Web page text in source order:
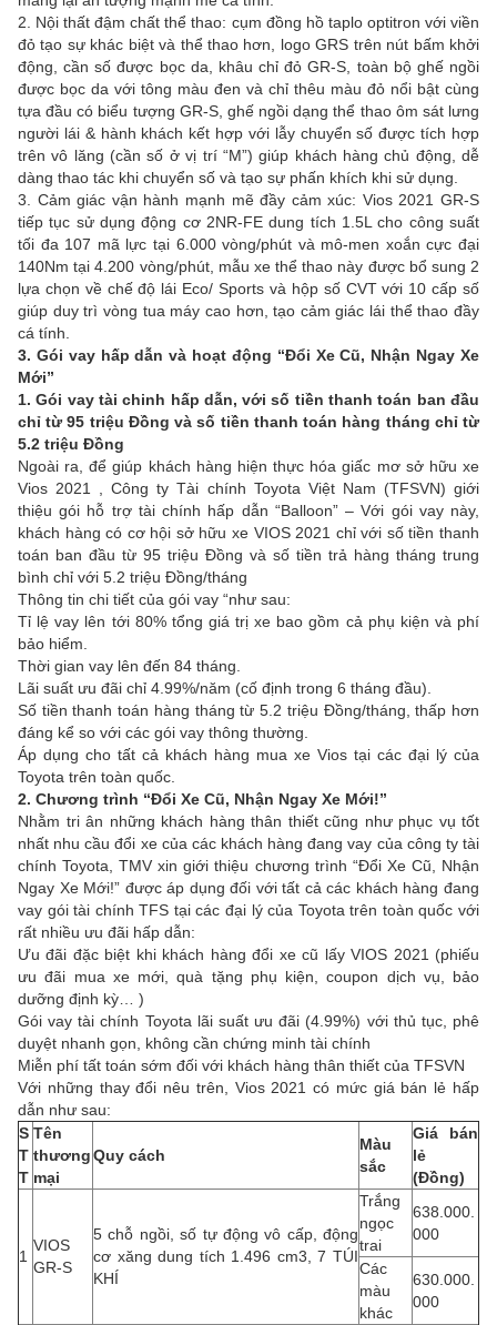
2. Nội thất đậm chất thể thao: cụm đồng hồ taplo optitron với viền
đỏ tạo sự khác biệt và thể thao hơn, logo GRS trên nút bấm khởi
động, cần số được bọc da, khâu chỉ đỏ GR-S, toàn bộ ghế ngồi
được bọc da với tông màu đen và chỉ thêu màu đỏ nổi bật cùng
tựa đầu có biểu tượng GR-S, ghế ngồi dạng thể thao ôm sát lưng
người lái & hành khách kết hợp với lẫy chuyển số được tích hợp
trên vô lăng (cần số ở vị trí “M”) giúp khách hàng chủ động, dễ
dàng thao tác khi chuyển số và tạo sự phấn khích khi sử dụng.
3. Cảm giác vận hành mạnh mẽ đầy cảm xúc: Vios 2021 GR-S
tiếp tục sử dụng động cơ 2NR-FE dung tích 1.5L cho công suất
tối đa 107 mã lực tại 6.000 vòng/phút và mô-men xoắn cực đại
140Nm tại 4.200 vòng/phút, mẫu xe thể thao này được bổ sung 2
lựa chọn về chế độ lái Eco/ Sports và hộp số CVT với 10 cấp số
giúp duy trì vòng tua máy cao hơn, tạo cảm giác lái thể thao đầy
cá tính.
3. Gói vay hấp dẫn và hoạt động “Đổi Xe Cũ, Nhận Ngay Xe
Mới”
1. Gói vay tài chinh hấp dẫn, với số tiền thanh toán ban đầu
chỉ từ 95 triệu Đồng và số tiền thanh toán hàng tháng chỉ từ
5.2 triệu Đồng
Ngoài ra, để giúp khách hàng hiện thực hóa giấc mơ sở hữu xe
Vios 2021 , Công ty Tài chính Toyota Việt Nam (TFSVN) giới
thiệu gói hỗ trợ tài chính hấp dẫn “Balloon” – Với gói vay này,
khách hàng có cơ hội sở hữu xe VIOS 2021 chỉ với số tiền thanh
toán ban đầu từ 95 triệu Đồng và số tiền trả hàng tháng trung
bình chỉ với 5.2 triệu Đồng/tháng
Thông tin chi tiết của gói vay “như sau:
Tỉ lệ vay lên tới 80% tổng giá trị xe bao gồm cả phụ kiện và phí
bảo hiểm.
Thời gian vay lên đến 84 tháng.
Lãi suất ưu đãi chỉ 4.99%/năm (cố định trong 6 tháng đầu).
Số tiền thanh toán hàng tháng từ 5.2 triệu Đồng/tháng, thấp hơn
đáng kể so với các gói vay thông thường.
Áp dụng cho tất cả khách hàng mua xe Vios tại các đại lý của
Toyota trên toàn quốc.
2. Chương trình “Đổi Xe Cũ, Nhận Ngay Xe Mới!”
Nhằm tri ân những khách hàng thân thiết cũng như phục vụ tốt
nhất nhu cầu đổi xe của các khách hàng đang vay của công ty tài
chính Toyota, TMV xin giới thiệu chương trình “Đổi Xe Cũ, Nhận
Ngay Xe Mới!” được áp dụng đối với tất cả các khách hàng đang
vay gói tài chính TFS tại các đại lý của Toyota trên toàn quốc với
rất nhiều ưu đãi hấp dẫn:
Ưu đãi đặc biệt khi khách hàng đổi xe cũ lấy VIOS 2021 (phiếu
ưu đãi mua xe mới, quà tặng phụ kiện, coupon dịch vụ, bảo
dưỡng định kỳ… )
Gói vay tài chính Toyota lãi suất ưu đãi (4.99%) với thủ tục, phê
duyệt nhanh gọn, không cần chứng minh tài chính
Miễn phí tất toán sớm đối với khách hàng thân thiết của TFSVN
Với những thay đổi nêu trên, Vios 2021 có mức giá bán lẻ hấp
dẫn như sau:
S
T
T
Tên
thương
mại
Quy cách
Màu
sắc
Giá bán
lẻ
(Đồng)
1
VIOS
GR-S
5 chỗ ngồi, số tự động vô cấp, động
cơ xăng dung tích 1.496 cm3, 7 TÚI
KHÍ
Trắng
ngọc
trai
638.000.
000
Các
màu
khác
630.000.
000